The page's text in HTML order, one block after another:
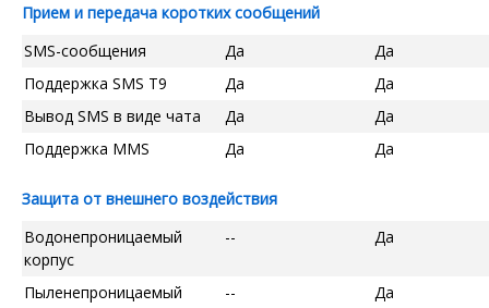
Прием и передача коротких сообщений
SMS-сообщения
Да
Да
Поддержка SMS T9
Да
Да
Вывод SMS в виде чата
Да
Да
Поддержка MMS
Да Да
Защита от внешнего воздействия
Водонепроницаемый
корпус
-- Да
Пыленепроницаемый
-- Да